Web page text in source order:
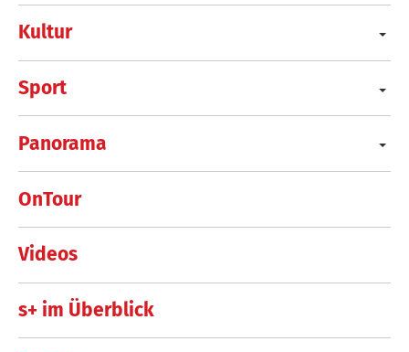
Kultur
Sport
Panorama
OnTour
Videos
s+ im Überblick